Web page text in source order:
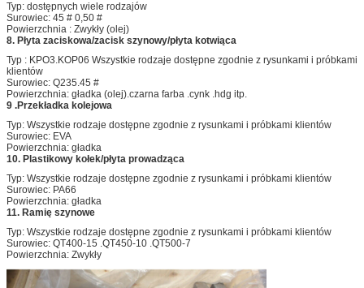
Typ: dostępnych wiele rodzajów
Surowiec: 45 # 0,50 #
Powierzchnia : Zwykły (olej)
8. Płyta zaciskowa/zacisk szynowy/płyta kotwiąca
Typ : KPO3.KOP06 Wszystkie rodzaje dostępne zgodnie z rysunkami i próbkami
klientów
Surowiec: Q235.45 #
Powierzchnia: gładka (olej).czarna farba .cynk .hdg itp.
9 .Przekładka kolejowa
Typ: Wszystkie rodzaje dostępne zgodnie z rysunkami i próbkami klientów
Surowiec: EVA
Powierzchnia: gładka
10. Plastikowy kołek/płyta prowadząca
Typ: Wszystkie rodzaje dostępne zgodnie z rysunkami i próbkami klientów
Surowiec: PA66
Powierzchnia: gładka
11. Ramię szynowe
Typ: Wszystkie rodzaje dostępne zgodnie z rysunkami i próbkami klientów
Surowiec: QT400-15 .QT450-10 .QT500-7
Powierzchnia: Zwykły